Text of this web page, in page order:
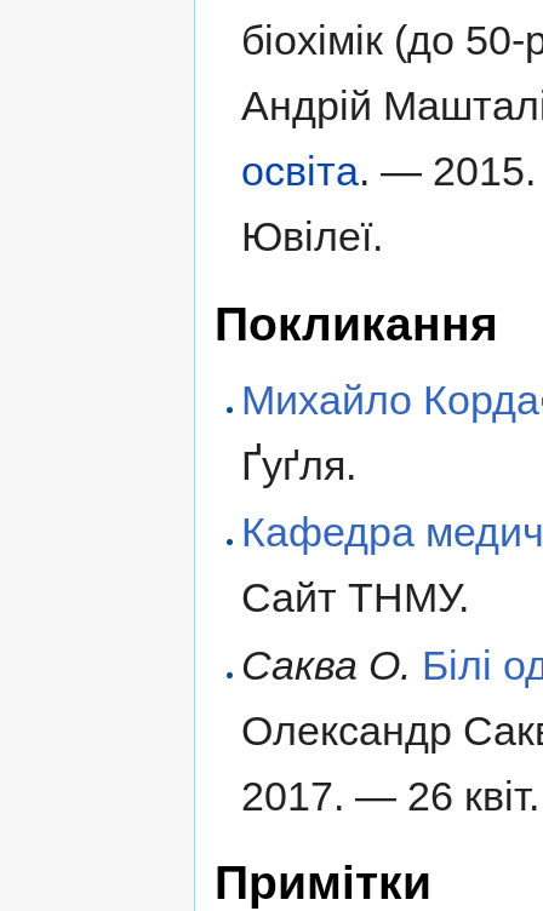
біохімік (до
Андрій
освіта. —
Ювілеї.
Покликання
Михайло Корда
Ґуґля.
Кафедра
Сайт ТНМУ.
Саква О. Білі
Олександр
2017. — 26 квіт.
Примітки